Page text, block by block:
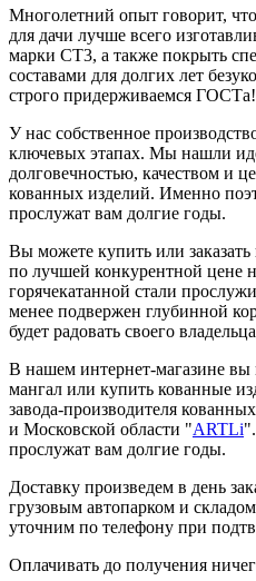
Многолетний опыт говорит,
для дачи лучше всего
марки СТ3, а также покрыть
составами для долгих лет
строго придерживаемся ГОСТа!
У нас собственное
ключевых этапах. Мы нашли
долговечностью, качеством и
кованных изделий. Именно
прослужат вам долгие годы.
Вы можете купить или
по лучшей конкурентной цене
горячекатанной стали
менее подвержен глубинной
будет радовать своего
В нашем интернет-магазине
мангал или купить кованные
завода-производителя
и Московской области "ARTLi
прослужат вам долгие годы.
Доставку произведем в день
грузовым автопарком и
уточним по телефону при
Оплачивать до получения